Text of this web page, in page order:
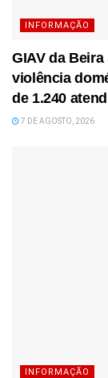
INFORMAÇÃO
GIAV da
violência
de 1.240
7 DE AGOSTO, 2026
INFORMAÇÃO